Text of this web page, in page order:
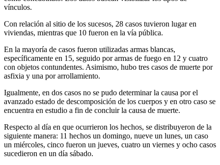
vínculos.
Con relación al sitio de los sucesos, 28 casos tuvieron lugar en
viviendas, mientras que 10 fueron en la vía pública.
En la mayoría de casos fueron utilizadas armas blancas,
específicamente en 15, seguido por armas de fuego en 12 y cuatro
con objetos contundentes. Asimismo, hubo tres casos de muerte por
asfixia y una por arrollamiento.
Igualmente, en dos casos no se pudo determinar la causa por el
avanzado estado de descomposición de los cuerpos y en otro caso se
encuentra en estudio a fin de concluir la causa de muerte.
Respecto al día en que ocurrieron los hechos, se distribuyeron de la
siguiente manera: 11 hechos un domingo, nueve un lunes, un caso
un miércoles, cinco fueron un jueves, cuatro un viernes y ocho casos
sucedieron en un día sábado.